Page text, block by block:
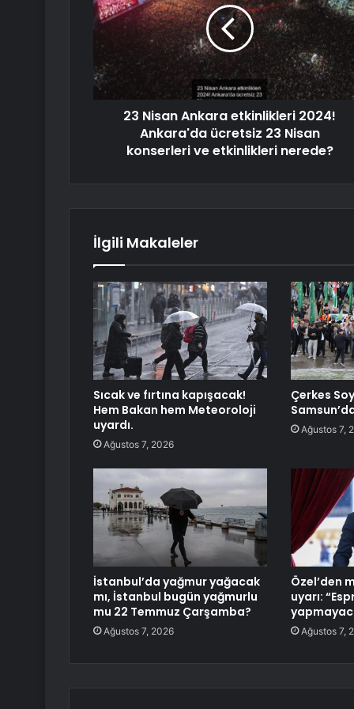
23 Nisan Ankara etkinlikleri 2024!
Ankara'da ücretsiz 23 Nisan
konserleri ve etkinlikleri nerede?
İlgili Makaleler
Sıcak ve fırtına kapışacak!
Hem Bakan hem Meteoroloji
uyardı.
Ağustos 7, 2026
Çerkes
Ağustos 7,
İstanbul’da yağmur yağacak
mı, İstanbul bugün yağmurlu
mu 22 Temmuz Çarşamba?
Ağustos 7, 2026
Özel’den
uyarı:
Ağustos 7,